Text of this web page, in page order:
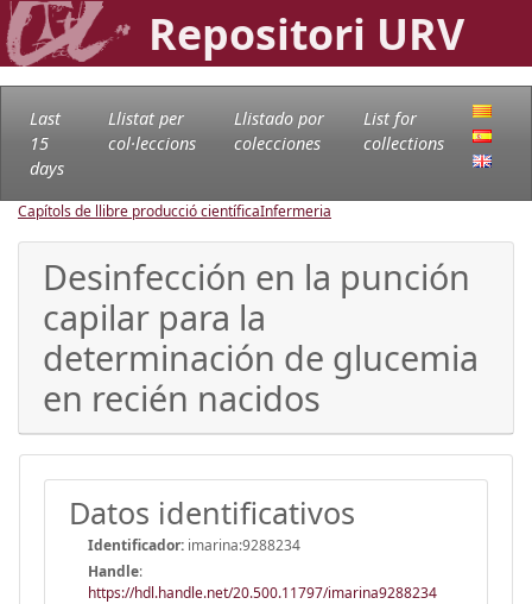
Repositori URV
Last
15
days
Llistat per
col·leccions
Llistado por
colecciones
List for
collections
Capítols de llibre producció científicaInfermeria
Desinfección en la punción
capilar para la
determinación de glucemia
en recién nacidos
Datos identificativos
Identificador: imarina:9288234
Handle:
https://hdl.handle.net/20.500.11797/imarina9288234